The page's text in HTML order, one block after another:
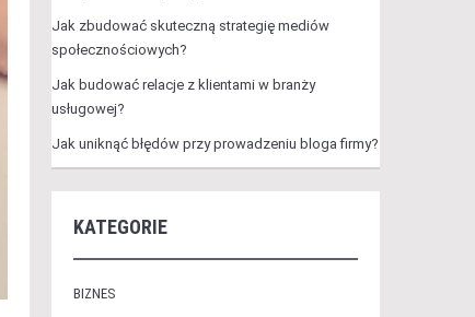
Jak zbudować skuteczną strategię mediów
społecznościowych?
Jak budować relacje z klientami w branży
usługowej?
Jak uniknąć błędów przy prowadzeniu bloga firmy?
KATEGORIE
BIZNES